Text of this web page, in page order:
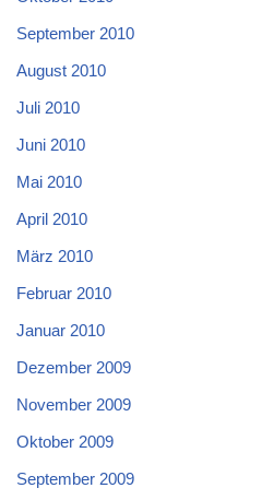
September 2010
August 2010
Juli 2010
Juni 2010
Mai 2010
April 2010
März 2010
Februar 2010
Januar 2010
Dezember 2009
November 2009
Oktober 2009
September 2009